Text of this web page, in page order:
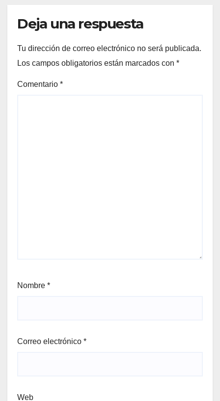
Deja una respuesta
Tu dirección de correo electrónico no será publicada.
Los campos obligatorios están marcados con *
Comentario *
Nombre *
Correo electrónico *
Web